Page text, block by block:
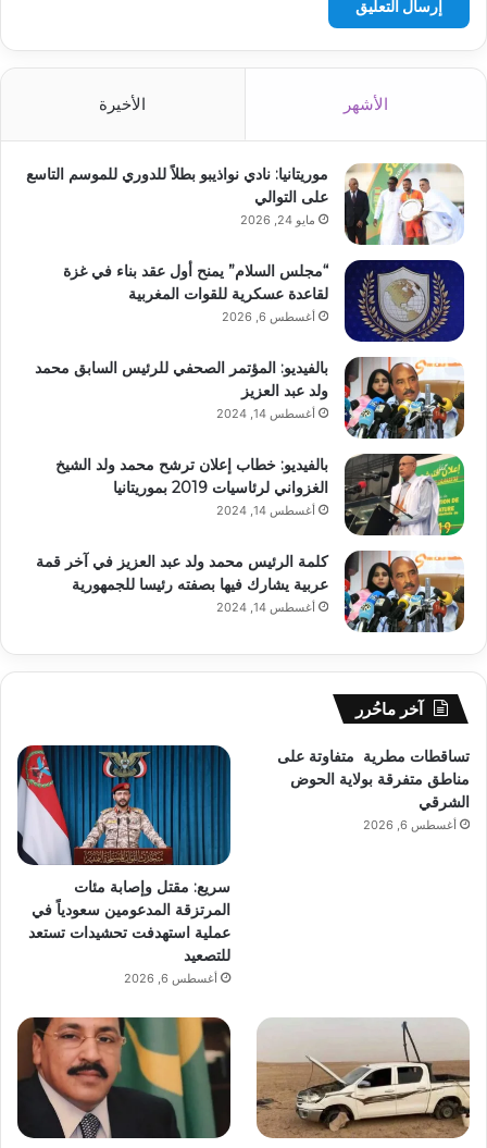
الأشهر الأخيرة
موريتانيا: نادي نواذيبو بطلاً للدوري للموسم التاسع
على التوالي
مايو 24, 2026
“مجلس السلام” يمنح أول عقد بناء في غزة
لقاعدة عسكرية للقوات المغربية
أغسطس 6, 2026
بالفيديو: المؤتمر الصحفي للرئيس السابق محمد
ولد عبد العزيز
أغسطس 14, 2024
بالفيديو: خطاب إعلان ترشح محمد ولد الشيخ
الغزواني لرئاسيات 2019 بموريتانيا
أغسطس 14, 2024
كلمة الرئيس محمد ولد عبد العزيز في آخر قمة
عربية يشارك فيها بصفته رئيسا للجمهورية
أغسطس 14, 2024
آخر ماحُرر
تساقطات مطرية متفاوتة على
مناطق متفرقة بولاية الحوض
الشرقي
أغسطس 6, 2026
سريع: مقتل وإصابة مئات
المرتزقة المدعومين سعودياً في
عملية استهدفت تحشيدات تستعد
للتصعيد
أغسطس 6, 2026